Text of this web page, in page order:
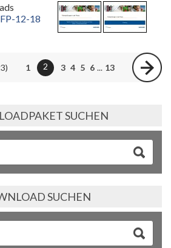
FP-12-18
1 2 3 4 5 6 ... 13
SUCHEN
SUCHEN